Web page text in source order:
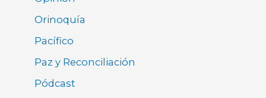
Orinoquía
Pacífico
Paz y Reconciliación
Pódcast